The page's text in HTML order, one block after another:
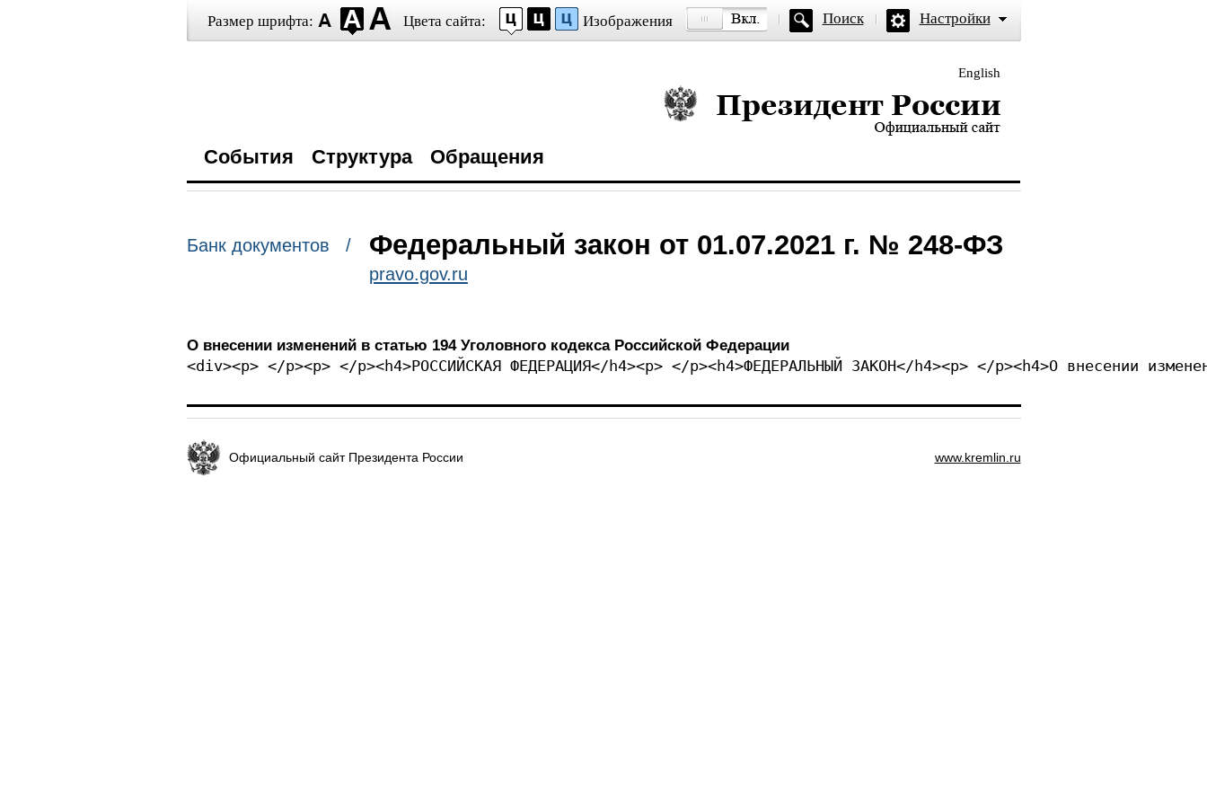
Размер шрифта: Цвета сайта: Изображения Поиск Настройки
English
Президент России — официальный сайт
События Структура Обращения
Банк документов / Федеральный закон от 01.07.2021 г. № 248-ФЗ
pravo.gov.ru
О внесении изменений в статью 194 Уголовного кодекса Российской Федерации
<div><p> </p><p> </p><h4>РОССИЙСКАЯ ФЕДЕРАЦИЯ</h4><p> </p><h4>ФЕДЕРАЛЬНЫЙ ЗАКОН</h4><p> </p><h4>О внесении
Официальный сайт Президента России www.kremlin.ru